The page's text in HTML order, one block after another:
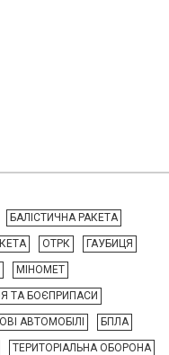
БАЛІСТИЧНА РАКЕТА
ОТРК ГАУБИЦЯ
МІНОМЕТ
ТА БОЄПРИПАСИ
АВТОМОБІЛІ БПЛА
ТЕРИТОРІАЛЬНА ОБОРОНА